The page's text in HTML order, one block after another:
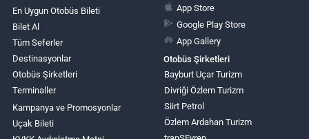
En Uygun Otobüs Bileti
Bilet Al
Tüm Seferler
Destinasyonlar
Otobüs Şirketleri
Terminaller
Kampanya ve Promosyonlar
Uçak Bileti
App Store
Google Play Store
App Gallery
Otobüs Şirketleri
Bayburt Uçar Turizm
Divriği Özlem Turizm
Siirt Petrol
Özlem Ardahan Turizm